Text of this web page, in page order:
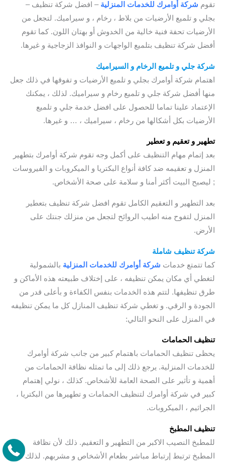
تقوم شركة أوامرك للخدمات المنزلية – افضل شركة تنظيف –
بجلي و تلميع الأرضيات من بلاط ، رخام ، و سيراميك. لتجعل من
الأرضيات تحفة فنية خالية من الخدوش أو بهتان اللون. كما تقوم
أفضل شركة تنظيف بتلميع الواجهات و النوافذ الزجاجية و غيرها.
شركة جلي و تلميع الرخام و السيراميك
اهتمام شركة أوامرك بجلي و تلميع الأرضيات و تفوقها في ذلك جعل
منها أفضل شركة جلي و تلميع رخام و سيراميك. لذلك ، يمكنك
الإعتماد علينا تماما للحصول على افضل خدمة جلي و تلميع
الأرضيات بكل أشكالها من رخام ، سيراميك ، … و غيرها.
تطهير و تعقيم و تعطير
بعد إتمام مهام التنظيف على أكمل وجه تقوم شركة أوامرك بتطهير
المنزل و تعقيمه ضد كافة أنواع البكتريا و الميكروبات و الفيروسات
; ليصبح البيت أكثر أمنا و سلامة على صحة الأشخاص.
بعد التطهير و التعقيم الكامل تقوم افضل شركة تنظيف بتعطير
المنزل لتفوح منه اطيب الروائح لتجعل من منزلك جنتك على
الأرض.
شركة تنظيف شاملة
كما تتمتع خدمات شركة أوامرك للخدمات المنزلية بالشمولية
لتغطي أي مكان يمكن تنظيفه ، على إختلاف طبيعته هذه الأماكن و
طرق تنظيفها. لتتم هذه الخدمات بنفس الكفاءة و بأعلى قدر من
الجودة و الرقي. و تغطي شركة تنظيف المنازل كل ما يمكن تنظيفه
في المنزل على النحو التالي:
تنظيف الحمامات
يحظى تنظيف الحمامات باهتمام كبير من جانب شركة أوامرك
للخدمات المنزلية. يرجع ذلك إلى ما تمثله نظافة الحمامات من
أهمية و تأثير على الصحة العامة للأشخاص. كذلك ، نولي إهتمام
كبير في شركة أوامرك لتنظيف الحمامات و تطهيرها من البكتريا ،
الجراثيم ، الميكروبات.
تنظيف المطبخ
للمطبخ النصيب الاكبر من التطهير و التعقيم. ذلك لأن نظافة
المطبخ ترتبط إرتباط مباشر بطعام الأشخاص و مشربهم. لذلك ،